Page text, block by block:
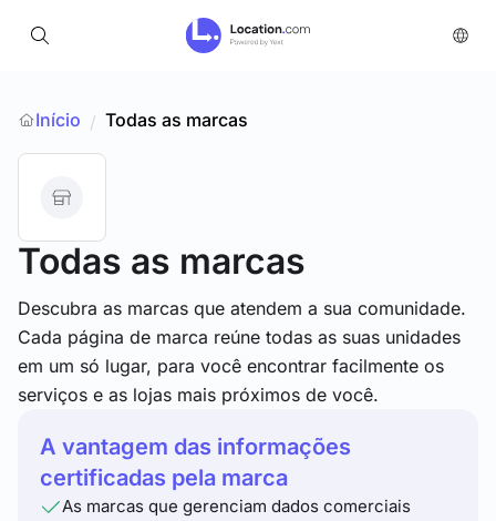
Início / Todas as marcas
Todas as marcas
Descubra as marcas que atendem a sua comunidade.
Cada página de marca reúne todas as suas unidades
em um só lugar, para você encontrar facilmente os
serviços e as lojas mais próximos de você.
A vantagem das informações
certificadas pela marca
As marcas que gerenciam dados comerciais